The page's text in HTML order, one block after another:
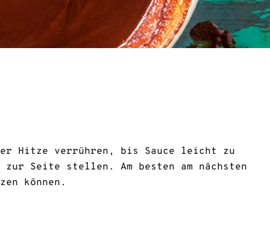
Hitze verrühren, bis Sauce leicht zu
zur Seite stellen. Am besten am nächsten
können.